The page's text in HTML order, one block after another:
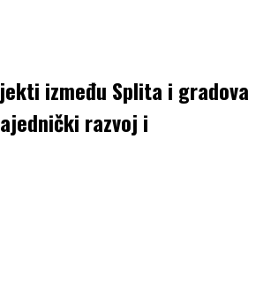
između Splita i gradova
razvoj i